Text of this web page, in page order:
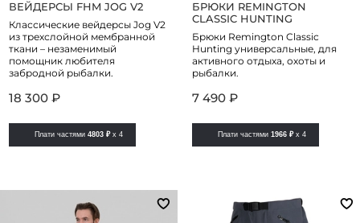
ВЕЙДЕРСЫ FHM JOG V2
Классические вейдерсы Jog V2
из трехслойной мембранной
ткани – незаменимый
помощник любителя
забродной рыбалки.
18 300 ₽
Плати частями4803 ₽ x 4
БРЮКИ REMINGTON
CLASSIC HUNTING
Брюки Remington Classic
Hunting универсальные, для
активного отдыха, охоты и
рыбалки.
7 490 ₽
Плати частями 1966 ₽ x 4